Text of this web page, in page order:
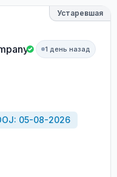
Устаревшая
1 день назад
05-08-2026